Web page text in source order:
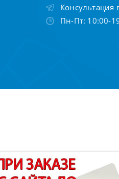
Консультация
Пн-Пт: 10:00-